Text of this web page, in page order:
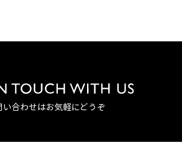
い合わせはお気軽にどうぞ